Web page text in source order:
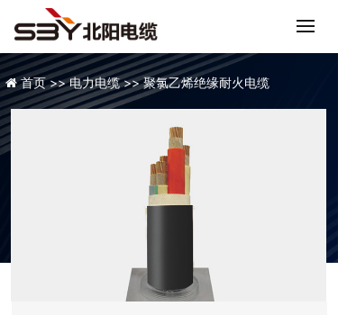
首页 >>电力电缆 >>聚氯乙烯绝缘耐火电缆